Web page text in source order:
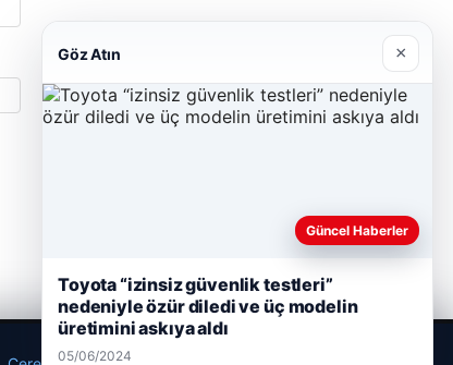
Göz Atın ×
Güncel Haberler
Toyota “izinsiz güvenlik testleri”
nedeniyle özür diledi ve üç modelin
üretimini askıya aldı
05/06/2024